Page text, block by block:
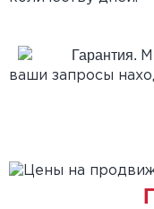
Гарантия.
ваши запросы